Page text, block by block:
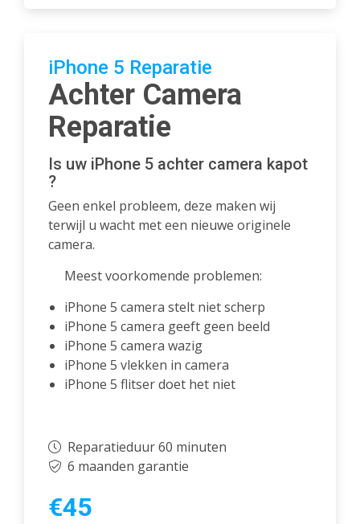
iPhone 5 Reparatie
Achter Camera
Reparatie
Is uw iPhone 5 achter camera kapot
?
Geen enkel probleem, deze maken wij
terwijl u wacht met een nieuwe originele
camera.
Meest voorkomende problemen:
iPhone 5 camera stelt niet scherp
iPhone 5 camera geeft geen beeld
iPhone 5 camera wazig
iPhone 5 vlekken in camera
iPhone 5 flitser doet het niet
Reparatieduur 60 minuten
6 maanden garantie
€45